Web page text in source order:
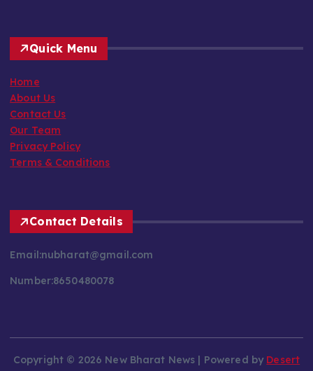
Quick Menu
Home
About Us
Contact Us
Our Team
Privacy Policy
Terms & Conditions
Contact Details
Email:nubharat@gmail.com
Number:8650480078
Copyright © 2026 New Bharat News | Powered by Desert